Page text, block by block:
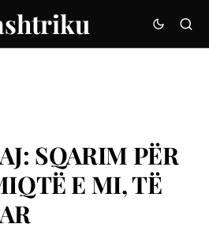
SQARIM PËR
E MI, TË